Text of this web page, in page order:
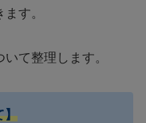
す。
て整理します。
】